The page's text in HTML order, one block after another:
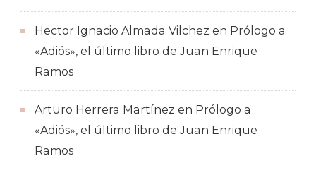
Hector Ignacio Almada Vilchez en Prólogo a
«Adiós», el último libro de Juan Enrique
Ramos
Arturo Herrera Martínez en Prólogo a
«Adiós», el último libro de Juan Enrique
Ramos